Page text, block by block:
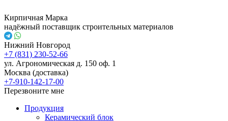
Кирпичная Марка
надёжный поставщик строительных материалов
Нижний Новгород
+7 (831) 230-52-66
ул. Агрономическая д. 150 оф. 1
Москва (доставка)
+7-910-142-17-00
Перезвоните мне
Продукция
Керамический блок